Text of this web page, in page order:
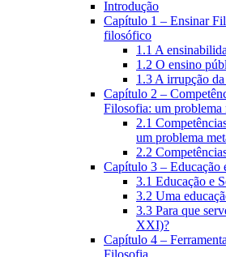
Introdução
Capítulo 1 – Ensinar
filosófico
1.1 A
1.2 O ensino
1.3 A irrupção
Capítulo 2 –
Filosofia: um problema
2.1
um problema
2.2
Capítulo 3 – Educação
3.1 Educação e
3.2 Uma
3.3 Para que
XXI)?
Capítulo 4 –
Filosofia